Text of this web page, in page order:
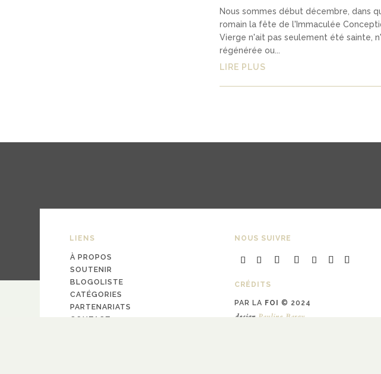
Nous sommes début décembre, dans
romain la fête de l'Immaculée
Vierge n'ait pas seulement été sainte,
régénérée ou...
LIRE PLUS
LIENS
À PROPOS
SOUTENIR
BLOGOLISTE
CATÉGORIES
PARTENARIATS
CONTACT
NOUS SUIVRE
CRÉDITS
PAR LA FOI © 2024
design Pauline Bargy